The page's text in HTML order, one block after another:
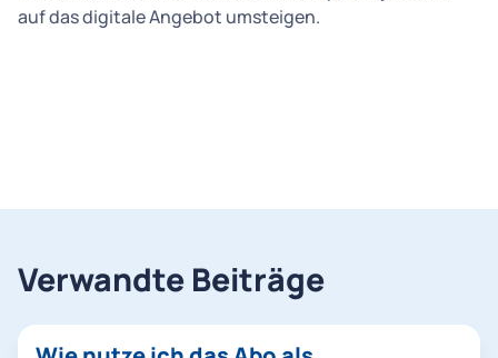
auf das digitale Angebot umsteigen.
Verwandte Beiträge